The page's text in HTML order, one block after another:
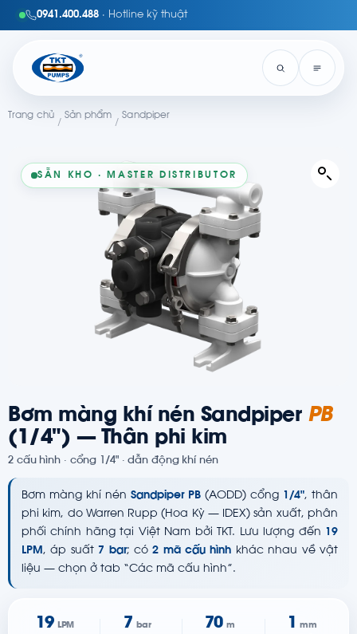
0941.400.488 · Hotline kỹ thuật
Trang chủ
/
Sản phẩm
/
Sandpiper
SẴN KHO · MASTER DISTRIBUTOR
Bơm màng khí nén Sandpiper PB
(1/4") — Thân phi kim
2 cấu hình · cổng 1/4" · dẫn động khí nén
Bơm màng khí nén Sandpiper PB (AODD) cổng 1/4", thân
phi kim, do Warren Rupp (Hoa Kỳ — IDEX) sản xuất, phân
phối chính hãng tại Việt Nam bởi TKT. Lưu lượng đến
19
LPM, áp suất 7 bar; có2 mã cấu hình khác nhau về vật
liệu — chọn ở tab “Các mã cấu hình”.
19 LPM 7 bar 70 m 1 mm